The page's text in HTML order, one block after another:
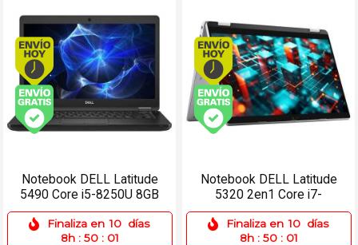
Envío hoy. Comprando antes de 13Hs.
Envío gratis (Ver Envíos y Pagos)
Notebook DELL Latitude
5490 Core i5-8250U 8GB
256SSD 14 Win 11 Pro
Finaliza en 10 días
8h : 50 : 01
Envío hoy.
Notebook DELL Latitude
5320 2en1 Core i7-
11850G7 16GB 256SSD
13.3 Táctil
Finaliza en 10 días
8h : 50 : 01